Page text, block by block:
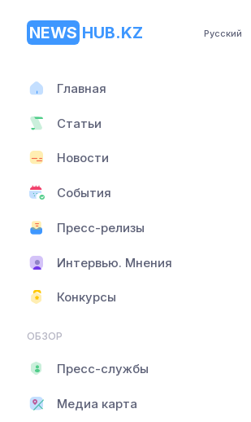
NEWS HUB.KZ Русский
Главная
Статьи
Новости
События
Пресс-релизы
Интервью. Мнения
Конкурсы
ОБЗОР
Пресс-службы
Медиа карта